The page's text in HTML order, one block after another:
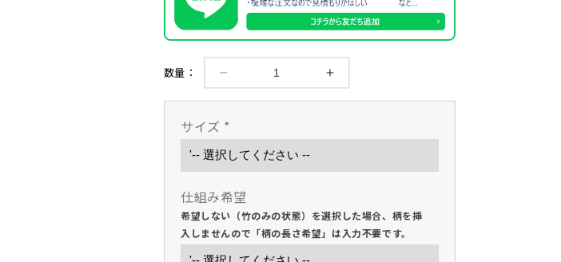
数量：
円
一
セ
ー
ル
【西
日
本
10000
円
一
ー
【西
日
サイズ *
仕組み希望
希望しない（竹のみの状態）を選択した場合、柄を挿
入しませんので「柄の長さ希望」は入力不要です。